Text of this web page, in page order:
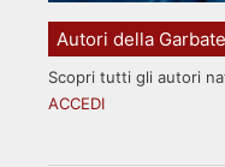
Autori della
Scopri tutti gli autori
ACCEDI